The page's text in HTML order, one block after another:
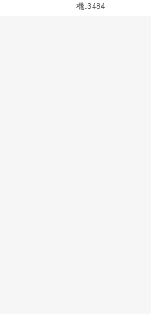
機:3484